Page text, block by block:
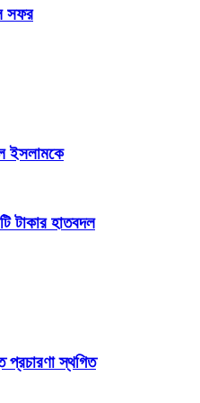
সফর
ইসলামকে
টাকার হাতবদল
প্রচারণা স্থগিত